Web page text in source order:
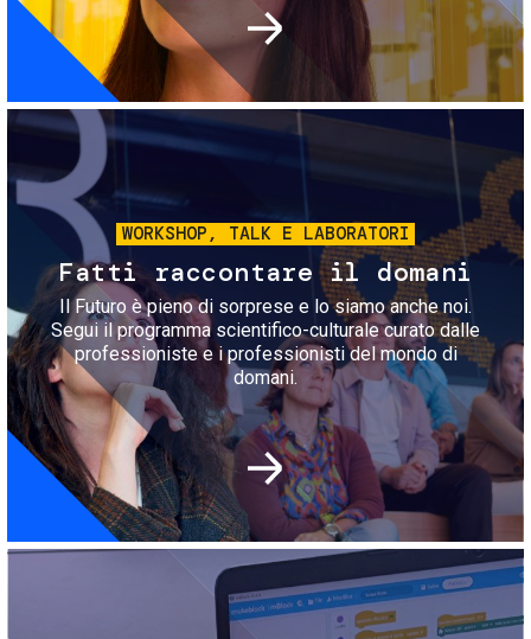
Immagine
WORKSHOP, TALK E LABORATORI
Fatti raccontare il domani
Il Futuro è pieno di sorprese e lo siamo anche noi.
Segui il programma scientifico-culturale curato dalle
professioniste e i professionisti del mondo di
domani.
Immagine